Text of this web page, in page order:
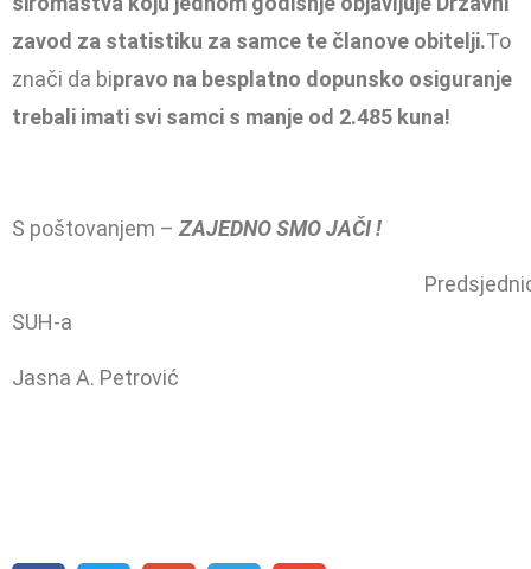
zavod za statistiku za samce te članove obitelji.To
znači da bipravo na besplatno dopunsko osiguranje
trebali imati svi samci s manje od 2.485 kuna!
S poštovanjem – ZAJEDNO SMO JAČI !
SUH-a
Jasna A. Petrović